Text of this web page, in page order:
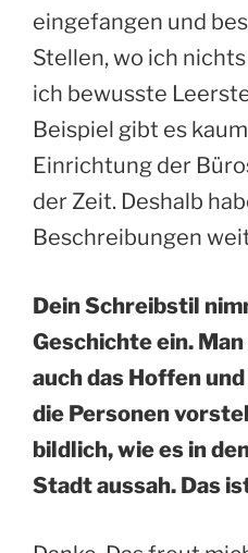
eingefangen und
Stellen, wo ich
ich bewusste
Beispiel gibt es
Einrichtung der
der Zeit. Deshalb
Beschreibungen
Dein Schreibstil
Geschichte ein.
auch das Hoffen
die Personen
bildlich, wie es in
Stadt aussah. Das